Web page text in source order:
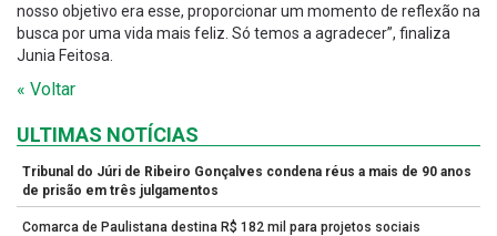
nosso objetivo era esse, proporcionar um momento de reflexão na
busca por uma vida mais feliz. Só temos a agradecer”, finaliza
Junia Feitosa.
« Voltar
ULTIMAS NOTÍCIAS
Tribunal do Júri de Ribeiro Gonçalves condena réus a mais de 90 anos
de prisão em três julgamentos
Comarca de Paulistana destina R$ 182 mil para projetos sociais